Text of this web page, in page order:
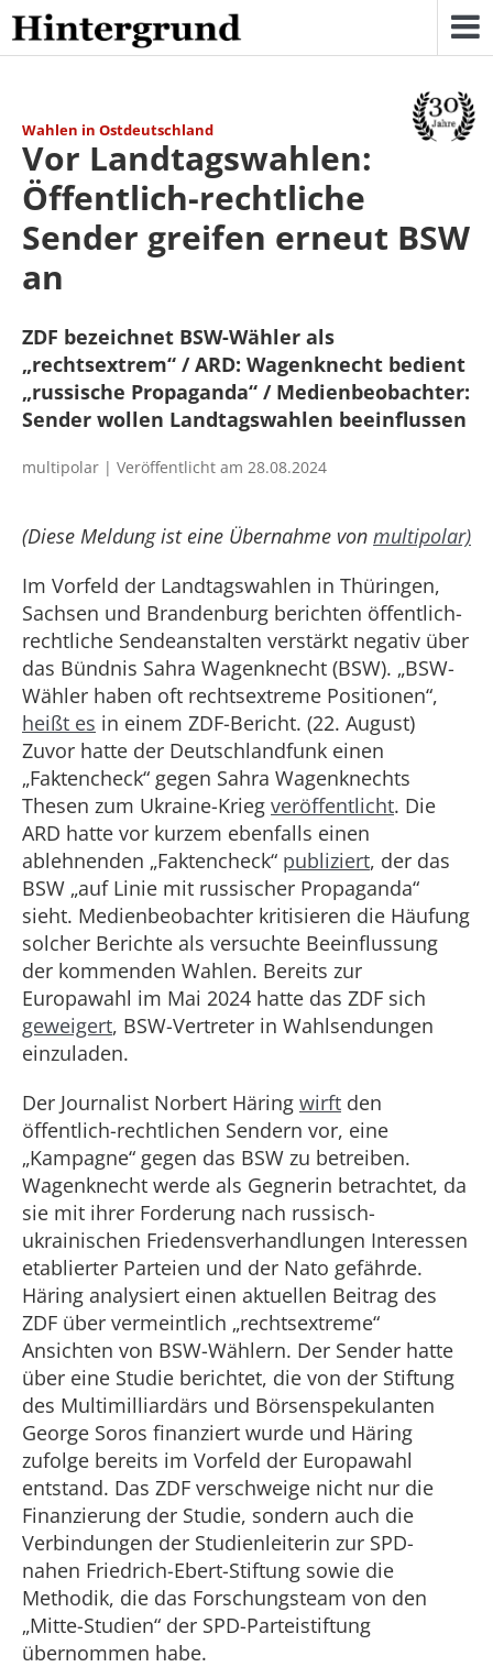
Skip
to
content
Wahlen in Ostdeutschland
Vor Landtagswahlen:
Öffentlich-rechtliche
Sender greifen erneut BSW
an
ZDF bezeichnet BSW-Wähler als
„rechtsextrem“ / ARD: Wagenknecht bedient
„russische Propaganda“ / Medienbeobachter:
Sender wollen Landtagswahlen beeinflussen
multipolar | Veröffentlicht am 28.08.2024
(Diese Meldung ist eine Übernahme von multipolar)
Im Vorfeld der Landtagswahlen in Thüringen,
Sachsen und Brandenburg berichten öffentlich-
rechtliche Sendeanstalten verstärkt negativ über
das Bündnis Sahra Wagenknecht (BSW). „BSW-
Wähler haben oft rechtsextreme Positionen“,
heißt es in einem ZDF-Bericht. (22. August)
Zuvor hatte der Deutschlandfunk einen
„Faktencheck“ gegen Sahra Wagenknechts
Thesen zum Ukraine-Krieg veröffentlicht. Die
ARD hatte vor kurzem ebenfalls einen
ablehnenden „Faktencheck“ publiziert, der das
BSW „auf Linie mit russischer Propaganda“
sieht. Medienbeobachter kritisieren die Häufung
solcher Berichte als versuchte Beeinflussung
der kommenden Wahlen. Bereits zur
Europawahl im Mai 2024 hatte das ZDF sich
geweigert, BSW-Vertreter in Wahlsendungen
einzuladen.
Der Journalist Norbert Häring wirft den
öffentlich-rechtlichen Sendern vor, eine
„Kampagne“ gegen das BSW zu betreiben.
Wagenknecht werde als Gegnerin betrachtet, da
sie mit ihrer Forderung nach russisch-
ukrainischen Friedensverhandlungen Interessen
etablierter Parteien und der Nato gefährde.
Häring analysiert einen aktuellen Beitrag des
ZDF über vermeintlich „rechtsextreme“
Ansichten von BSW-Wählern. Der Sender hatte
über eine Studie berichtet, die von der Stiftung
des Multimilliardärs und Börsenspekulanten
George Soros finanziert wurde und Häring
zufolge bereits im Vorfeld der Europawahl
entstand. Das ZDF verschweige nicht nur die
Finanzierung der Studie, sondern auch die
Verbindungen der Studienleiterin zur SPD-
nahen Friedrich-Ebert-Stiftung sowie die
Methodik, die das Forschungsteam von den
„Mitte-Studien“ der SPD-Parteistiftung
übernommen habe.